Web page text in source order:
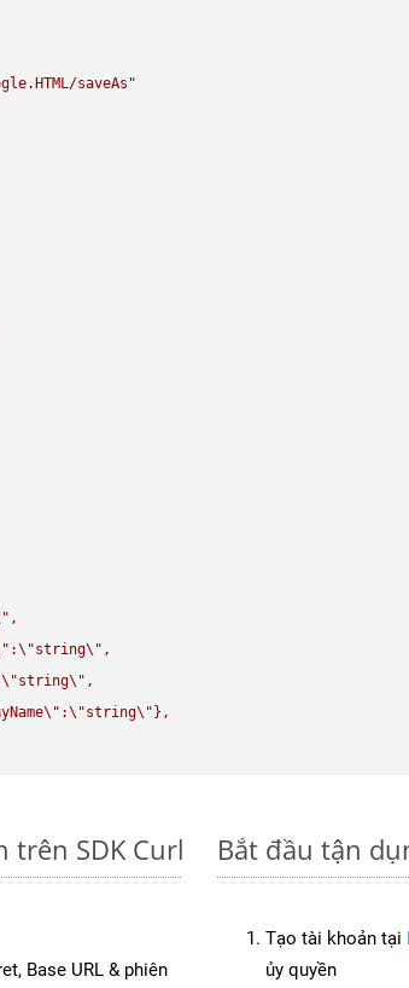
saveAs"
,
:\"string\" ,
\"string\" ,
\" :\"string\" },
trên SDK Curl
Base URL & phiên
Bắt đầu tận
Tạo tài khoản tại
ủy quyền